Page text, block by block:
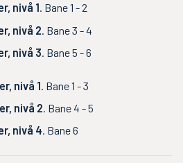
nivå 1. Bane 1 - 2
nivå 2 . Bane 3 - 4
nivå 3 . Bane 5 - 6
nivå 1. Bane 1 - 3
nivå 2. Bane 4 - 5
nivå 4. Bane 6